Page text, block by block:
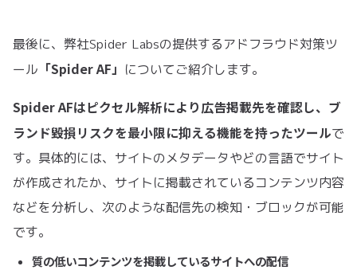
最後に、弊社Spider Labsの提供するアドフラウド対策ツ
ール 「Spider AF」 についてご紹介します。
Spider AFはピクセル解析により広告掲載先を確認し、ブ
ランド毀損リスクを最小限に抑える機能を持ったツールで
す。具体的には、サイトのメタデータやどの言語でサイト
が作成されたか、サイトに掲載されているコンテンツ内容
などを分析し、次のような配信先の検知・ブロックが可能
です。
質の低いコンテンツを掲載しているサイトへの配信